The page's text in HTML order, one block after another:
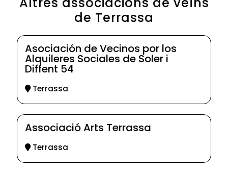
de Terrassa
Asociación de Vecinos por los
Alquileres Sociales de Soler i
Diffent 54
Terrassa
Associació Arts Terrassa
Terrassa